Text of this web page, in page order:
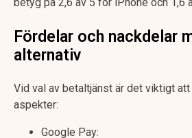
betyg på 2,6 av 5 för iPhone och 1,6
Fördelar och nackdelar
alternativ
Vid val av betaltjänst är det viktigt
aspekter:
Google Pay: